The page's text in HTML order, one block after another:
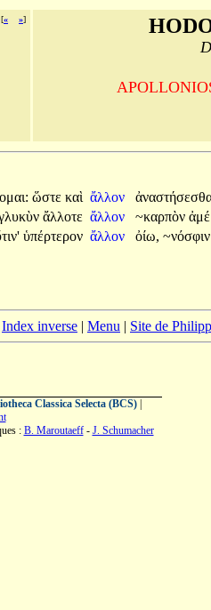
[« »]
ὥστε καὶ ἄλλον
ἄλλοτε ἄλλον ~καρπὸν
ὑπέρτερον ἄλλον ὀίω,
Index inverse | Menu | Site de
Classica Selecta (BCS)|
: B. Maroutaeff- J. Schumacher